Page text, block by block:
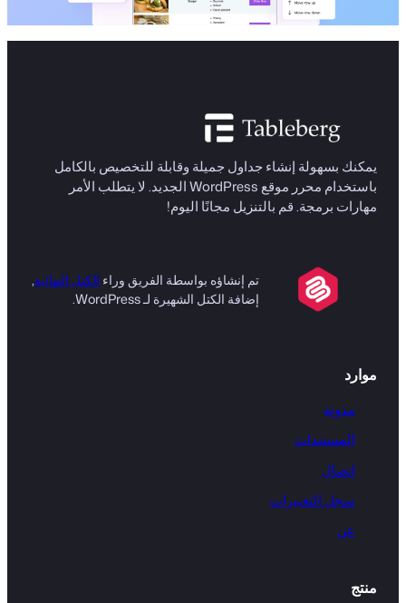
يمكنك بسهولة إنشاء جداول جميلة وقابلة للتخصيص بالكامل
باستخدام محرر موقع WordPress الجديد. لا يتطلب الأمر
مهارات برمجة. قم بالتنزيل مجانًا اليوم!
تم إنشاؤه بواسطة الفريق وراء الكتل النهائية,
إضافة الكتل الشهيرة لـ WordPress.
موارد
مدونة
المستندات
اتصال
سجل التغييرات
عن
منتج